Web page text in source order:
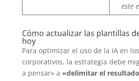
este
Cómo actualizar las plantillas
hoy
Para optimizar el uso de la IA en
corporativos, la estrategia debe
a pensar» a «delimitar el